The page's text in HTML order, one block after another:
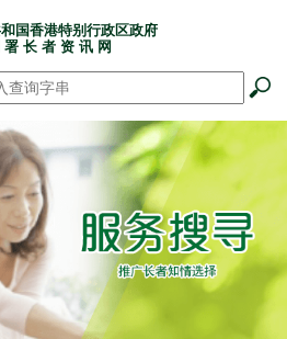
国香港特别行政区政府
长 者 资 讯 网
*